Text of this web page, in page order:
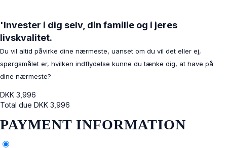
'Invester i dig selv, din familie og i jeres
livskvalitet.
Du vil altid påvirke dine nærmeste, uanset om du vil det eller ej,
spørgsmålet er, hvilken indflydelse kunne du tænke dig, at have på
dine nærmeste?
DKK 3,996
Total due DKK 3,996
PAYMENT INFORMATION